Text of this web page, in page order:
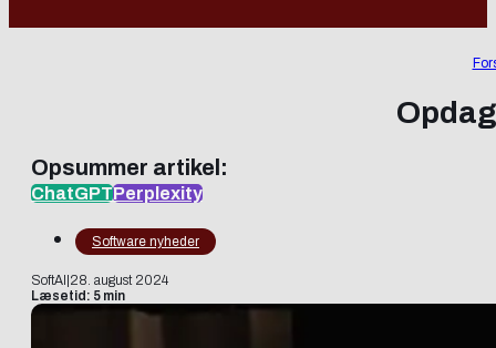
Opsummer artikel:
ChatGPTPerplexity
Software nyheder
SoftAI 28. august 2024
Læsetid: 5 min